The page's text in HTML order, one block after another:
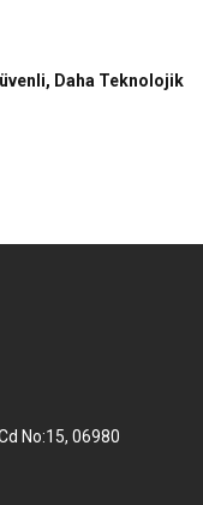
Daha Teknolojik
No:15, 06980